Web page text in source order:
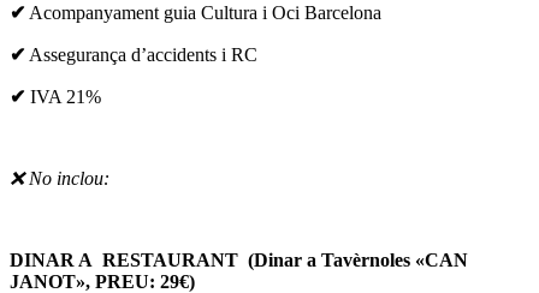
✔ Acompanyament guia Cultura i Oci Barcelona
✔ Assegurança d’accidents i RC
✔ IVA 21%
❌ No inclou:
DINAR A RESTAURANT (Dinar a Tavèrnoles «CAN
JANOT», PREU: 29€)